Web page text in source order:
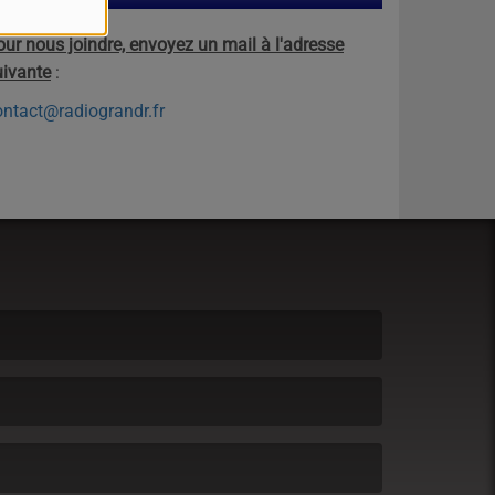
nous joindre, envoyez un mail à l'adresse
: